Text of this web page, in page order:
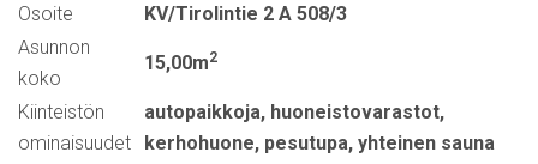
Osoite
KV/Tirolintie 2 A 508/3
Asunnon
koko
15,00m2
Kiinteistön
ominaisuudet
autopaikkoja, huoneistovarastot,
kerhohuone, pesutupa, yhteinen sauna